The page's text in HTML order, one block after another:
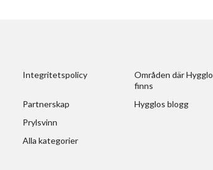
Integritetspolicy
Partnerskap
Prylsvinn
Alla kategorier
Områden där Hygglo
finns
Hygglos blogg